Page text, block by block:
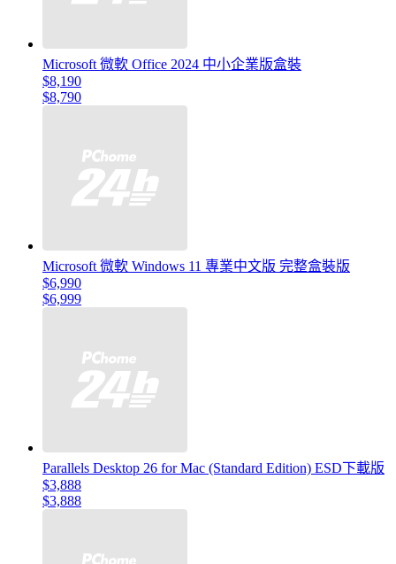
Microsoft 微軟 Office 2024 中小企業版盒裝
$8,190
$8,790
Microsoft 微軟 Windows 11 專業中文版 完整盒裝版
$6,990
$6,999
Parallels Desktop 26 for Mac (Standard Edition) ESD下載版
$3,888
$3,888